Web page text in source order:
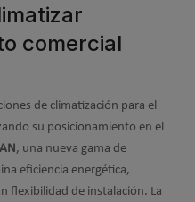
comercial
de climatización para el
su posicionamiento en el
, una nueva gama de
eficiencia energética,
flexibilidad de instalación. La